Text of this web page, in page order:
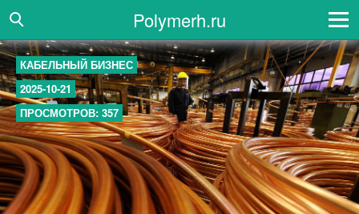
Polymerh.ru
КАБЕЛЬНЫЙ БИЗНЕС
2025-10-21
ПРОСМОТРОВ: 357